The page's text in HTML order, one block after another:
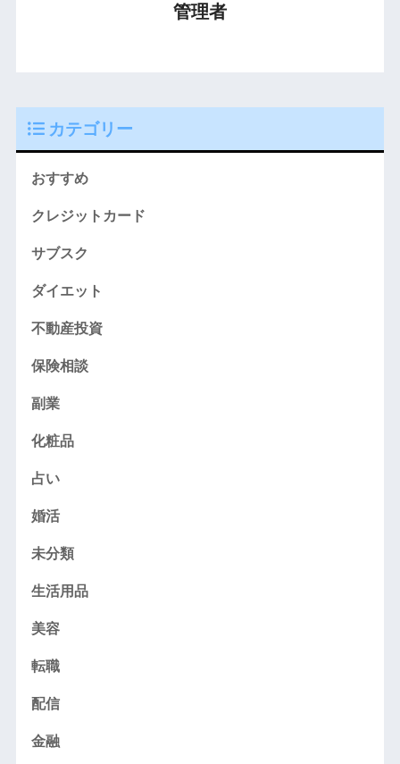
管理者
カテゴリー
おすすめ
クレジットカード
サブスク
ダイエット
不動産投資
保険相談
副業
化粧品
占い
婚活
未分類
生活用品
美容
転職
配信
金融